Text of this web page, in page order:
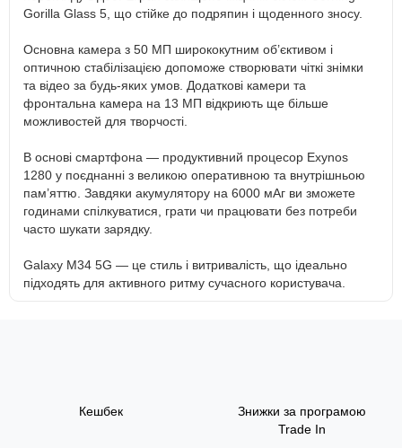
Gorilla Glass 5, що стійке до подряпин і щоденного зносу.
Основна камера з 50 МП ширококутним об’єктивом і
оптичною стабілізацією допоможе створювати чіткі знімки
та відео за будь-яких умов. Додаткові камери та
фронтальна камера на 13 МП відкриють ще більше
можливостей для творчості.
В основі смартфона — продуктивний процесор Exynos
1280 у поєднанні з великою оперативною та внутрішньою
пам’яттю. Завдяки акумулятору на 6000 мАг ви зможете
годинами спілкуватися, грати чи працювати без потреби
часто шукати зарядку.
Galaxy M34 5G — це стиль і витривалість, що ідеально
підходять для активного ритму сучасного користувача.
Кешбек
Знижки за програмою
Trade In